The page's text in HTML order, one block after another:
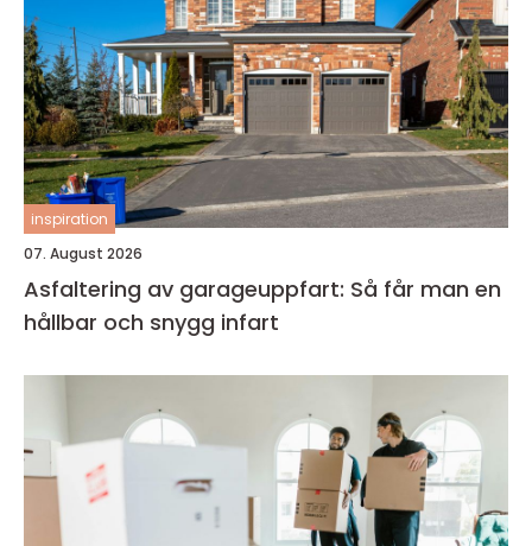
inspiration
07. August 2026
Asfaltering av garageuppfart: Så får man en
hållbar och snygg infart